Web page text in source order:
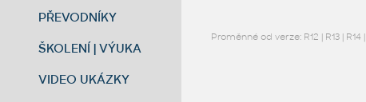
PŘEVODNÍKY
ŠKOLENÍ | VÝUKA
VIDEO UKÁZKY
Proměnné od verze: R12 | R13| R14|